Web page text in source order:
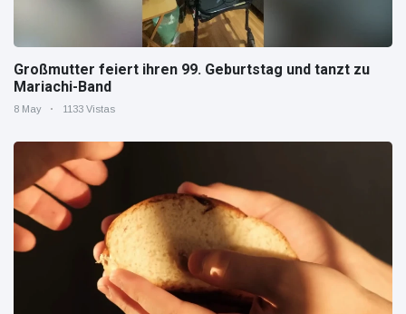
Großmutter feiert ihren 99. Geburtstag und tanzt zu
Mariachi-Band
8 May 1133 Vistas